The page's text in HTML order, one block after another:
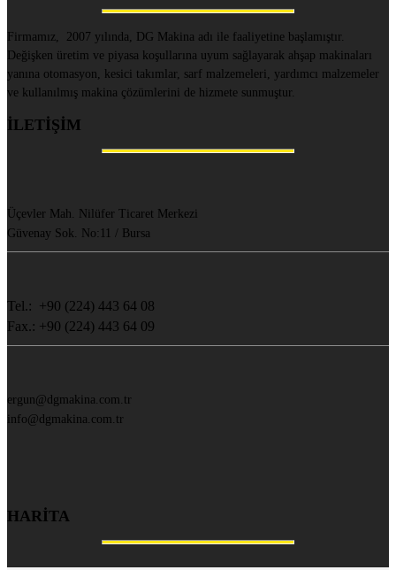
Firmamız, 2007 yılında, DG Makina adı ile faaliyetine başlamıştır.
Değişken üretim ve piyasa koşullarına uyum sağlayarak ahşap makinaları
yanına otomasyon, kesici takımlar, sarf malzemeleri, yardımcı malzemeler
ve kullanılmış makina çözümlerini de hizmete sunmuştur.
İLETİŞİM
Üçevler Mah. Nilüfer Ticaret Merkezi
Güvenay Sok. No:11 / Bursa
Tel.: +90 (224) 443 64 08
Fax.: +90 (224) 443 64 09
ergun@dgmakina.com.tr
info@dgmakina.com.tr
HARİTA